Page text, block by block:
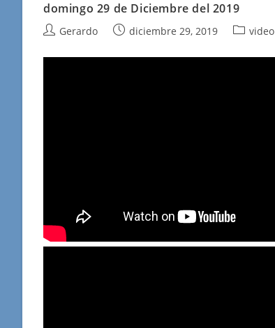
domingo 29 de Diciembre del 2019
Autor
la
Gerardo
Publicación
la
diciembre 29, 2019
Categoría
la
video